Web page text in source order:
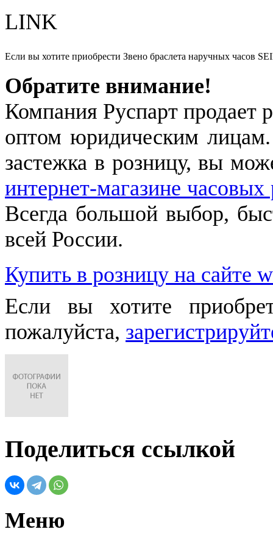
LINK
Если вы хотите приобрести Звено браслета наручных часов
Обратите внимание!
Компания Руспарт продает
оптом юридическим
застежка в розницу, вы
интернет-магазине
Всегда большой выбор,
всей России.
Купить в розницу на сайте
Если вы хотите
пожалуйста,
Поделиться ссылкой
Меню